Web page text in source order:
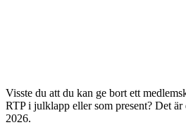
Visste du att du kan ge bort ett
RTP i julklapp eller som present? Det är
2026.